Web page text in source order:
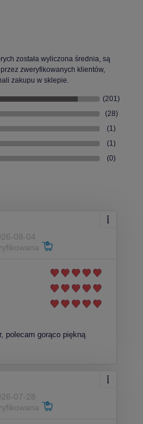
została wyliczona średnia, są
zweryfikowanych klientów,
zakupu w sklepie.
(201)
(28)
(1)
(1)
(0)
08-04
polecam gorąco piękną
07-28